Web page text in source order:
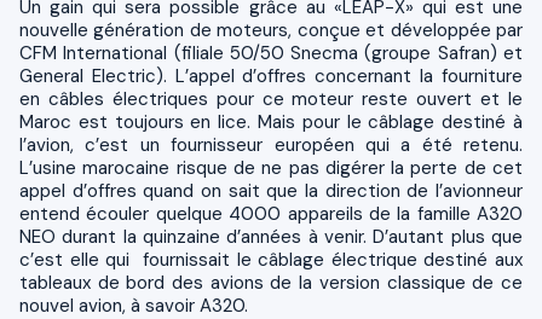
Un gain qui sera possible grâce au «LEAP-X» qui est une
nouvelle génération de moteurs, conçue et développée par
CFM International (filiale 50/50 Snecma (groupe Safran) et
General Electric). L’appel d’offres concernant la fourniture
en câbles électriques pour ce moteur reste ouvert et le
Maroc est toujours en lice. Mais pour le câblage destiné à
l’avion, c’est un fournisseur européen qui a été retenu.
L’usine marocaine risque de ne pas digérer la perte de cet
appel d’offres quand on sait que la direction de l’avionneur
entend écouler quelque 4000 appareils de la famille A320
NEO durant la quinzaine d’années à venir. D’autant plus que
c’est elle qui fournissait le câblage électrique destiné aux
tableaux de bord des avions de la version classique de ce
nouvel avion, à savoir A320.